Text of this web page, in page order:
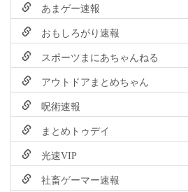
あまゲー速報
おもしろがり速報
スポーツまにあちゃんねる
アウトドアまとめちゃん
呪術速報
まとめトゥデイ
光速VIP
社畜ゲーマー速報